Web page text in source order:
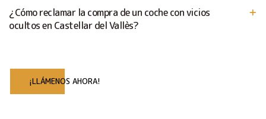
¿Cómo reclamar la compra de un coche con vicios
ocultos en Castellar del Vallès?
¡LLÁMENOS AHORA!